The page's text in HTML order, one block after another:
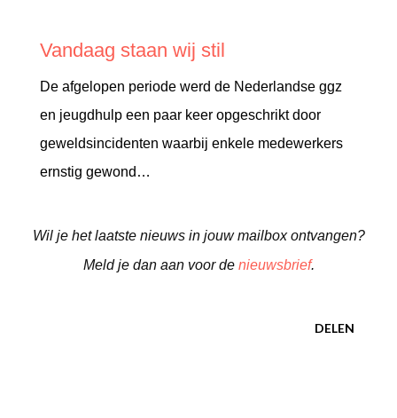
Vandaag staan wij stil
De afgelopen periode werd de Nederlandse ggz
en jeugdhulp een paar keer opgeschrikt door
geweldsincidenten waarbij enkele medewerkers
ernstig gewond…
Wil je het laatste nieuws in jouw mailbox ontvangen?
Meld je dan aan voor de nieuwsbrief.
DELEN